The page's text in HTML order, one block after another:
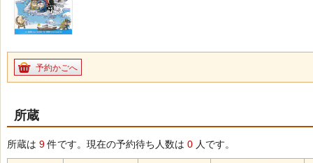
予約かごへ
所蔵
所蔵は 9件です。現在の予約待ち人数は 0 人です。